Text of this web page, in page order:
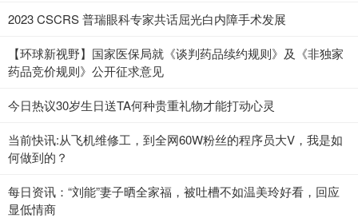
2023 CSCRS 普瑞眼科专家共话屈光白内障手术发展
【环球新视野】国家医保局就《谈判药品续约规则》及《非独家
药品竞价规则》公开征求意见
今日热议30岁生日送TA何种贵重礼物才能打动心灵
当前快讯:从飞机维修工，到全网60W粉丝的程序员大V，我是如
何做到的？
每日资讯：“刘能”妻子晒全家福，被吐槽不如温美玲好看，回应
显低情商